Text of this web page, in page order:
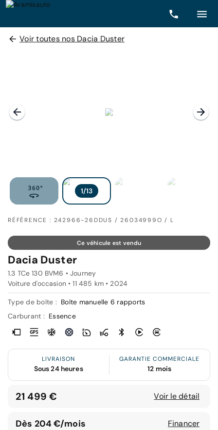
Voir toutes nos Dacia Duster
RÉFÉRENCE : 242966-26DDUS / 26034999O / L
Ce véhicule est vendu
Dacia Duster
1.3 TCe 130 BVM6 • Journey
Voiture d'occasion • 11 485 km • 2024
Type de boîte : Boîte manuelle 6 rapports
Carburant : Essence
LIVRAISON
Sous 24 heures
GARANTIE COMMERCIALE
12 mois
21 499 € Voir le détail
Dès 204 €/mois Financer